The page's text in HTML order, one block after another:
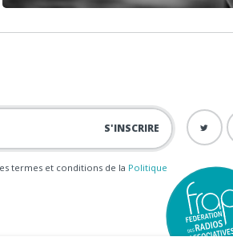
termes et conditions de la Politique